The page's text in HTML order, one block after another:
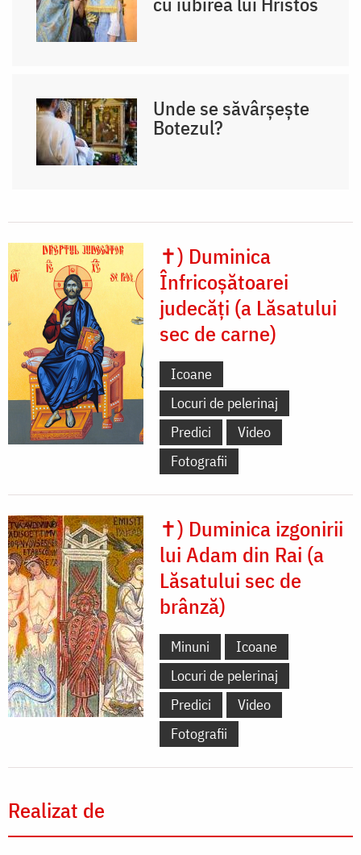
Unde se săvârșește
Botezul?
✝) Duminica
Înfricoșătoarei
judecăți (a Lăsatului
sec de carne)
Icoane
Locuri de pelerinaj
Predici
Video
Fotografii
✝) Duminica izgonirii
lui Adam din Rai (a
Lăsatului sec de
brânză)
Minuni
Icoane
Locuri de pelerinaj
Predici
Video
Fotografii
Realizat de